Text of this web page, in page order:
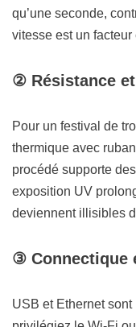
qu’une seconde,
vitesse est un facteur
② Résistance
Pour un festival de
thermique avec
procédé supporte
exposition UV
deviennent illisibles
③ Connectique
USB et Ethernet sont